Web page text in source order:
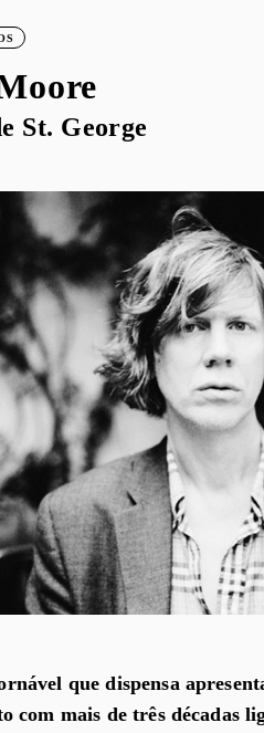
St. George
que dispensa
com mais de três décadas